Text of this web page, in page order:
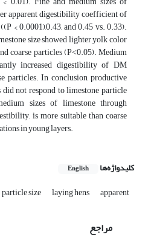
apparent digestibility coefficient of
< 0.0001),0.43, and 0.45 vs. 0.33).
size showed lighter yolk color
coarse particles (P˂0.05). Medium
increased digestibility of DM
particles. In conclusion, productive
not respond to limestone particle
sizes of limestone through
is more suitable than coarse
in young layers.
کلیدواژه‌ها English
particle size laying hens apparent
مراجع